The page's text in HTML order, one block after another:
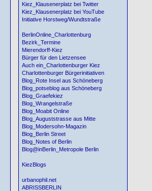
Kiez_Klausenerplatz bei Twitter
Kiez_Klausenerplatz bei YouTube
Initiative Horstweg/Wundtstraße
BerlinOnline_Charlottenburg
Bezirk_Termine
Mierendorff-Kiez
Bürger für den Lietzensee
Auch ein_Charlottenburger Kiez
Charlottenburger Bürgerinitiativen
Blog_Rote Insel aus Schöneberg
Blog_potseblog aus Schöneberg
Blog_Graefekiez
Blog_Wrangelstraße
Blog_Moabit Online
Blog_Auguststrasse aus Mitte
Blog_Modersohn-Magazin
Blog_Berlin Street
Blog_Notes of Berlin
Blog@inBerlin_Metropole Berlin
KiezBlogs
urbanophil.net
ABRISSBERLIN